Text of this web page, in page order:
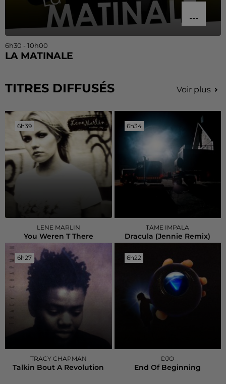
6h30 - 10h00
LA MATINALE
TITRES DIFFUSÉS Voir plus
6h39
6h39
LENE MARLIN
You Weren T There
6h34
6h34
TAME IMPALA
Dracula (jennie Remix)
6h27
6h27
TRACY CHAPMAN
Talkin Bout A Revolution
6h22
6h22
DJO
End Of Beginning